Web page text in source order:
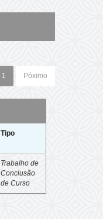
1 Póximo
Tipo
Trabalho de
Conclusão
de Curso